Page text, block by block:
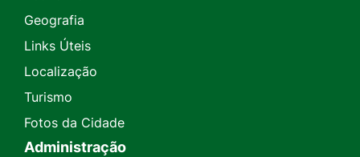
Geografia
Links Úteis
Localização
Turismo
Fotos da Cidade
Administração